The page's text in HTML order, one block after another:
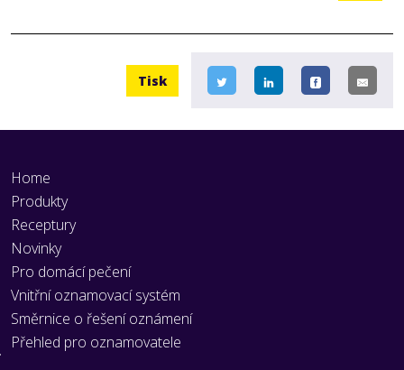
Tisk
Home
Produkty
Receptury
Novinky
Pro domácí pečení
Vnitřní oznamovací systém
Směrnice o řešení oznámení
Přehled pro oznamovatele